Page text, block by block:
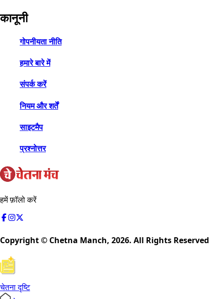
कानूनी
गोपनीयता नीति
हमारे बारे में
संपर्क करें
नियम और शर्तें
साइटमैप
प्रश्नोत्तर
हमें फ़ॉलो करें
Copyright © Chetna Manch, 2026. All Rights Reserved
चेतना दृष्टि